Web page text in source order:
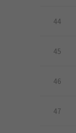
44
45
46
47